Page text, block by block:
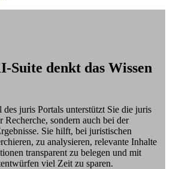
denkt das Wissen
juris Portals unterstützt Sie die juris
sondern auch bei der
Sie hilft, bei juristischen
zu analysieren, relevante Inhalte
transparent zu belegen und mit
viel Zeit zu sparen.